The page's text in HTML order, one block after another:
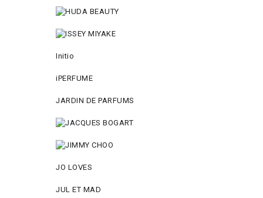
Initio
iPERFUME
JARDIN DE PARFUMS
JO LOVES
JUL ET MAD